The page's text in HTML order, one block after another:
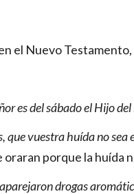
el Nuevo
es del sábado el Hijo
que vuestra huída no sea
oraran porque la huída
drogas